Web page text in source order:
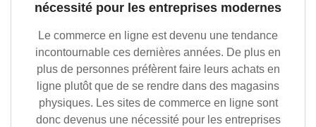
nécessité pour les entreprises modernes
Le commerce en ligne est devenu une tendance
incontournable ces dernières années. De plus en
plus de personnes préfèrent faire leurs achats en
ligne plutôt que de se rendre dans des magasins
physiques. Les sites de commerce en ligne sont
donc devenus une nécessité pour les entreprises